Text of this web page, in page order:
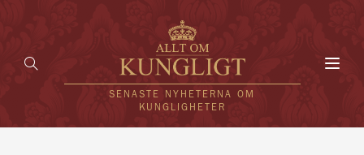
SENASTE NYHETERNA OM
KUNGLIGHETER